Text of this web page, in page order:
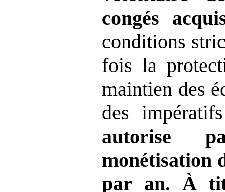
congés
conditions
fois la
maintien des
des
autorise
monétisation
par an. À